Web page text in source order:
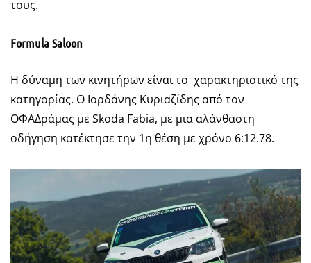
τους.
Formula Saloon
Η δύναμη των κινητήρων είναι το χαρακτηριστικό της
κατηγορίας. Ο Ιορδάνης Κυριαζίδης από τον
ΟΦΑΔράμας με Skoda Fabia, με μια αλάνθαστη
οδήγηση κατέκτησε την 1η θέση με χρόνο 6:12.78.